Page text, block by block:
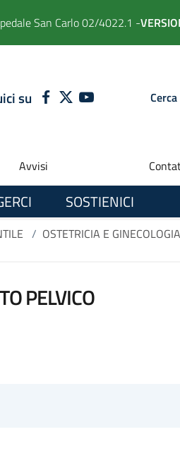
San Carlo 02/4022.1 -
suFACEBOOK
TWITTERYOUTUBE Cerca
Avvisi
SOSTIENICI
/ OSTETRICIA E
PELVICO